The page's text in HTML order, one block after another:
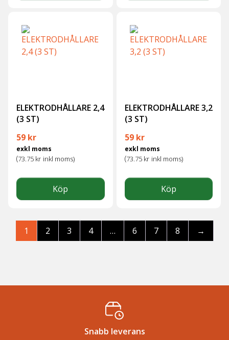
ELEKTRODHÅLLARE 2,4
(3 ST)
59 kr
exkl moms
(73.75 kr inkl moms)
Köp
ELEKTRODHÅLLARE 3,2
(3 ST)
59 kr
exkl moms
(73.75 kr inkl moms)
Köp
1 2 3 4 … 6 7 8 →
Snabb leverans